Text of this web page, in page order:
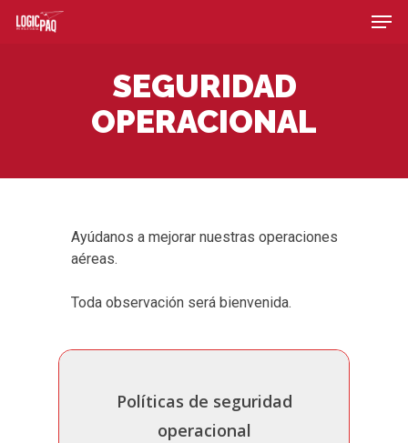
SEGURIDAD
OPERACIONAL
Ayúdanos a mejorar nuestras operaciones
aéreas.
Toda observación será bienvenida.
Políticas de seguridad
operacional